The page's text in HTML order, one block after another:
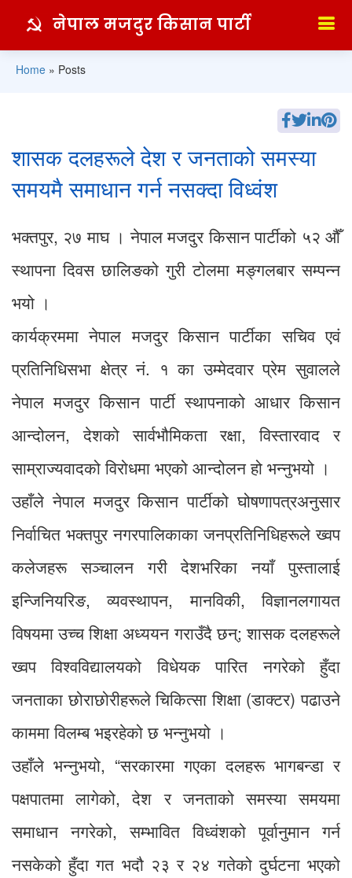
नेपाल मजदुर किसान पार्टी
Home » Posts
शासक दलहरूले देश र जनताको समस्या
समयमै समाधान गर्न नसक्दा विध्वंश
भक्तपुर, २७ माघ । नेपाल मजदुर किसान पार्टीको ५२ औँ
स्थापना दिवस छालिङको गुरी टोलमा मङ्गलबार सम्पन्न
भयो ।
कार्यक्रममा नेपाल मजदुर किसान पार्टीका सचिव एवं
प्रतिनिधिसभा क्षेत्र नं. १ का उम्मेदवार प्रेम सुवालले
नेपाल मजदुर किसान पार्टी स्थापनाको आधार किसान
आन्दोलन, देशको सार्वभौमिकता रक्षा, विस्तारवाद र
साम्राज्यवादको विरोधमा भएको आन्दोलन हो भन्नुभयो ।
उहाँले नेपाल मजदुर किसान पार्टीको घोषणापत्रअनुसार
निर्वाचित भक्तपुर नगरपालिकाका जनप्रतिनिधिहरूले ख्वप
कलेजहरू सञ्चालन गरी देशभरिका नयाँ पुस्तालाई
इन्जिनियरिङ, व्यवस्थापन, मानविकी, विज्ञानलगायत
विषयमा उच्च शिक्षा अध्ययन गराउँदै छन्; शासक दलहरूले
ख्वप विश्वविद्यालयको विधेयक पारित नगरेको हुँदा
जनताका छोराछोरीहरूले चिकित्सा शिक्षा (डाक्टर) पढाउने
काममा विलम्ब भइरहेको छ भन्नुभयो ।
उहाँले भन्नुभयो, “सरकारमा गएका दलहरू भागबन्डा र
पक्षपातमा लागेको, देश र जनताको समस्या समयमा
समाधान नगरेको, सम्भावित विध्वंशको पूर्वानुमान गर्न
नसकेको हुँदा गत भदौ २३ र २४ गतेको दुर्घटना भएको